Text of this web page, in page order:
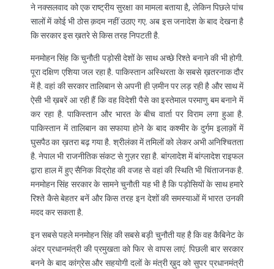
ने नक्सलवाद को एक राष्ट्रीय सुरक्षा का मामला बताया है, लेकिन पिछले पांच
सालों में कोई भी ठोस क़दम नहीं उठाए गए. अब इस जनादेश के बाद देखना है
कि सरकार इस ख़तरे से किस तरह निपटती है.
मनमोहन सिंह कि चुनौती पड़ोसी देशों के साथ अच्छे रिश्ते बनाने की भी होगी.
पूरा दक्षिण एशिया जल रहा है. पाकिस्तान अस्थिरता के सबसे ख़तरनाक दौर
में है. वहां की सरकार तालिबान से अपनी ही ज़मीन पर लड़ रही है और साथ में
ऐसी भी ख़बरें आ रही हैं कि वह विदेशी पैसे का इस्तेमाल परमाणु बम बनाने में
कर रहा है. पाकिस्तान और भारत के बीच वार्ता पर विराम लगा हुआ है.
पाकिस्तान में तालिबान का सफाया होने के बाद कश्मीर के दुर्गम इलाक़ों में
घुसपैठ का ख़तरा बढ़ गया है. श्रीलंका में तमिलों को लेकर अभी अनिश्चितता
है. नेपाल भी राजनीतिक संकट से गुज़र रहा है. बांग्लादेश में बांग्लादेश राइफल
द्वारा हाल में हुए सैनिक विद्रोह की वजह से वहां की स्थिति भी चिंताजनक है.
मनमोहन सिंह सरकार के सामने चुनौती यह भी है कि पड़ोसियों के साथ हमारे
रिश्ते कैसे बेहतर बनें और किस तरह इन देशों की समस्याओं में भारत उनकी
मदद कर सकता है.
इन सबसे पहले मनमोहन सिंह की सबसे बड़ी चुनौती यह है कि वह कैबिनेट के
अंदर प्रधानमंत्री की प्रमुखता को फिर से वापस लाएं. पिछली बार सरकार
बनने के बाद कांग्रेस और सहयोगी दलों के मंत्री ख़ुद को सुपर प्रधानमंत्री